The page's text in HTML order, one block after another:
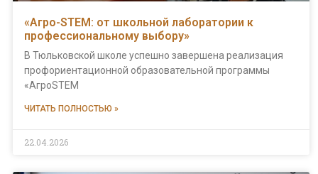
«Агро-STEM: от школьной лаборатории к
профессиональному выбору»
В Тюльковской школе успешно завершена реализация
профориентационной образовательной программы
«АгроSTEM
ЧИТАТЬ ПОЛНОСТЬЮ »
22.04.2026